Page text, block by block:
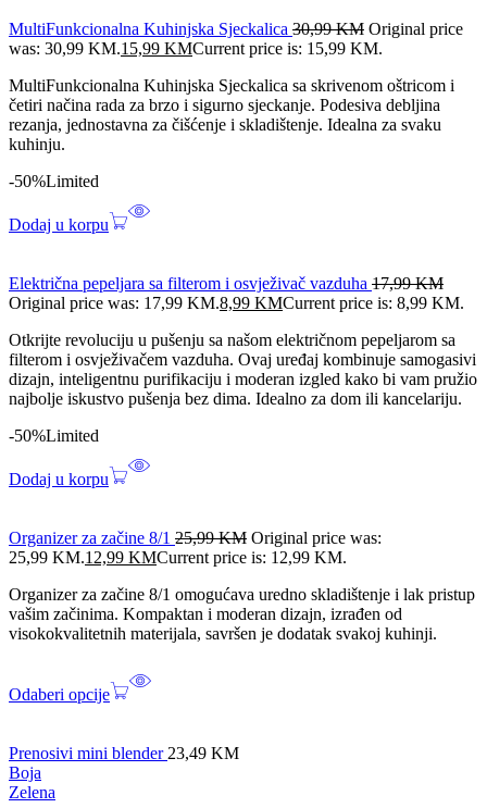
MultiFunkcionalna Kuhinjska Sjeckalica 30,99KM Original price
was: 30,99 KM.15,99 KMCurrent price is: 15,99 KM.
MultiFunkcionalna Kuhinjska Sjeckalica sa skrivenom oštricom i
četiri načina rada za brzo i sigurno sjeckanje. Podesiva debljina
rezanja, jednostavna za čišćenje i skladištenje. Idealna za svaku
kuhinju.
-50%Limited
Dodaj u korpu
Električna pepeljara sa filterom i osvježivač vazduha 17,99KM
Original price was: 17,99 KM.8,99 KMCurrent price is: 8,99 KM.
Otkrijte revoluciju u pušenju sa našom električnom pepeljarom sa
filterom i osvježivačem vazduha. Ovaj uređaj kombinuje samogasivi
dizajn, inteligentnu purifikaciju i moderan izgled kako bi vam pružio
najbolje iskustvo pušenja bez dima. Idealno za dom ili kancelariju.
-50%Limited
Dodaj u korpu
Organizer za začine 8/1 25,99KM Original price was:
25,99 KM.12,99 KMCurrent price is: 12,99 KM.
Organizer za začine 8/1 omogućava uredno skladištenje i lak pristup
vašim začinima. Kompaktan i moderan dizajn, izrađen od
visokokvalitetnih materijala, savršen je dodatak svakoj kuhinji.
Odaberi opcije
Prenosivi mini blender 23,49 KM
Boja
Zelena